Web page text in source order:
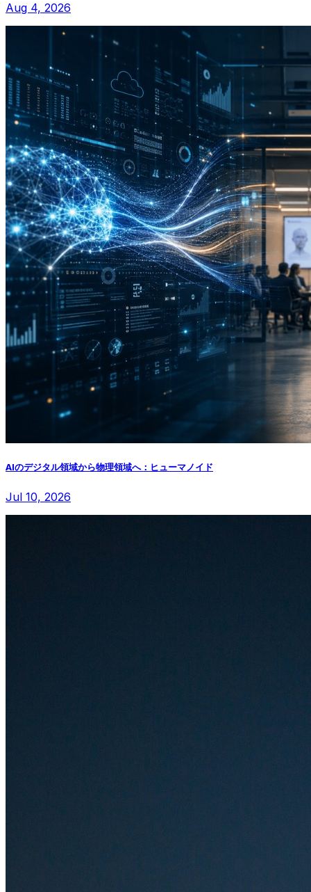
Aug 4, 2026
AIのデジタル領域から物理領域へ：ヒューマノイド
Jul 10, 2026